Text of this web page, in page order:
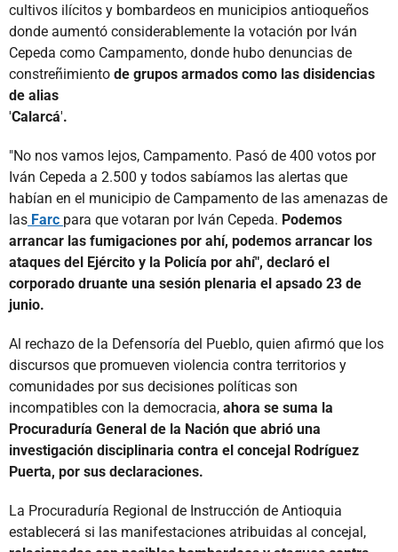
cultivos ilícitos y bombardeos en municipios antioqueños
donde aumentó considerablemente la votación por Iván
Cepeda como Campamento, donde hubo denuncias de
constreñimiento de grupos armados como las disidencias
de alias
'Calarcá'.
"No nos vamos lejos, Campamento. Pasó de 400 votos por
Iván Cepeda a 2.500 y todos sabíamos las alertas que
habían en el municipio de Campamento de las amenazas de
las Farc para que votaran por Iván Cepeda. Podemos
arrancar las fumigaciones por ahí, podemos arrancar los
ataques del Ejército y la Policía por ahí", declaró el
corporado druante una sesión plenaria el apsado 23 de
junio.
Al rechazo de la Defensoría del Pueblo, quien afirmó que los
discursos que promueven violencia contra territorios y
comunidades por sus decisiones políticas son
incompatibles con la democracia, ahora se suma la
Procuraduría General de la Nación que abrió una
investigación disciplinaria contra el concejal Rodríguez
Puerta, por sus declaraciones.
La Procuraduría Regional de Instrucción de Antioquia
establecerá si las manifestaciones atribuidas al concejal,